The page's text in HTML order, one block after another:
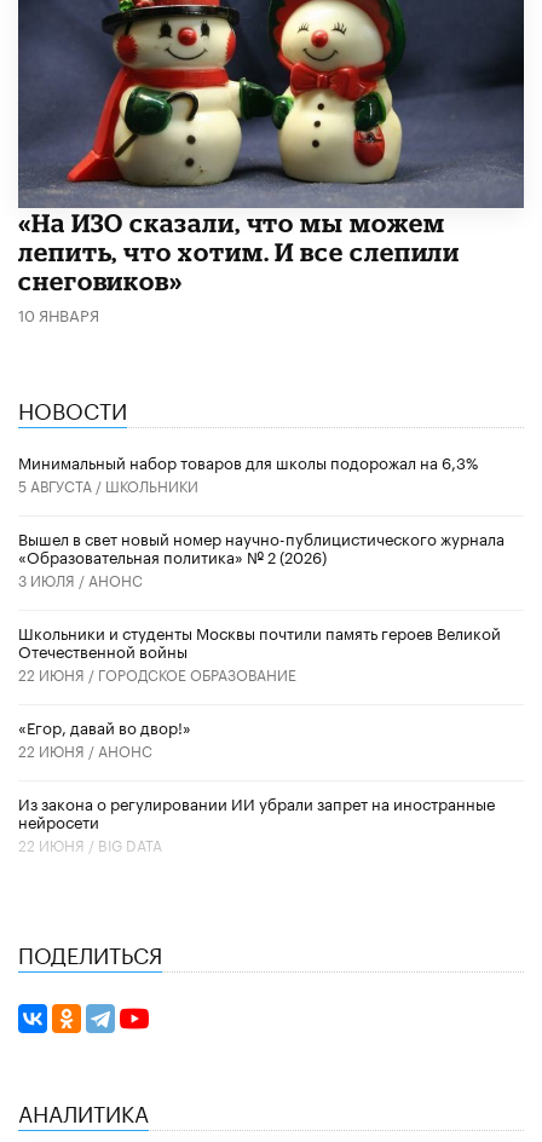
«На ИЗО сказали, что мы можем
лепить, что хотим. И все слепили
снеговиков»
10 ЯНВАРЯ
НОВОСТИ
Минимальный набор товаров для школы подорожал на 6,3%
5 АВГУСТА / ШКОЛЬНИКИ
Вышел в свет новый номер научно-публицистического журнала
«Образовательная политика» № 2 (2026)
3 ИЮЛЯ / АНОНС
Школьники и студенты Москвы почтили память героев Великой
Отечественной войны
22 ИЮНЯ / ГОРОДСКОЕ ОБРАЗОВАНИЕ
«Егор, давай во двор!»
22 ИЮНЯ / АНОНС
Из закона о регулировании ИИ убрали запрет на иностранные
нейросети
22 ИЮНЯ / BIG DATA
ПОДЕЛИТЬСЯ
АНАЛИТИКА